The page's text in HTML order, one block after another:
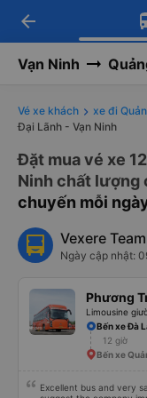
Tải
Nhận
Tải
-30k/
arrow_back
Vạn Ninh
Vé xe khách xe đi
Đại Lãnh - Vạn Ninh
Đặt mua vé xe
Ninh chất lượng
chuyến mỗi
Vexere Team
Ngày cập nhật:
Phương
Limousine
Bến xe Đà
12 giờ
Bến xe
Excellent bus and very